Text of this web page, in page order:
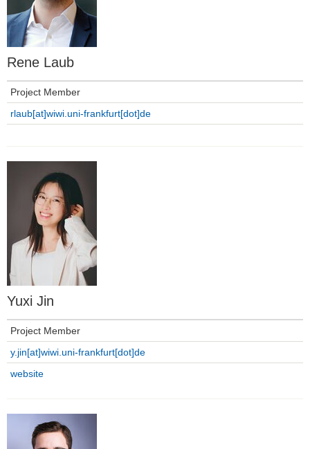
Rene Laub
Project Member
rlaub[at]wiwi.uni-frankfurt[dot]de
Yuxi Jin
Project Member
y.jin[at]wiwi.uni-frankfurt[dot]de
website